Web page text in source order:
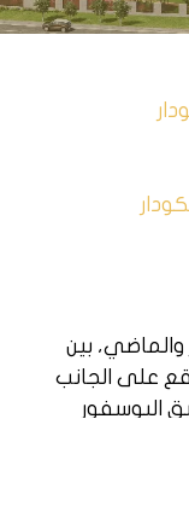
بين
على الجانب
البوسفور
العديد من
ومسجد